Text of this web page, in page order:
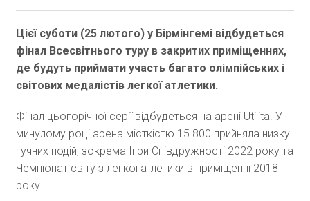
Цієї суботи (25 лютого) у Бірмінгемі відбудеться
фінал Всесвітнього туру в закритих приміщеннях,
де будуть приймати участь багато олімпійських і
світових медалістів легкої атлетики.
Фінал цьогорічної серії відбудеться на арені Utilita. У
минулому році арена місткістю 15 800 прийняла низку
гучних подій, зокрема Ігри Співдружності 2022 року та
Чемпіонат світу з легкої атлетики в приміщенні 2018
року.